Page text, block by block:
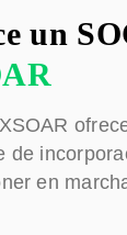
un
de
en